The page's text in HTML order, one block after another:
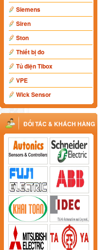
Siemens
Siren
Ston
Thiết bị đo
Tủ điện Tibox
VPE
Wick Sensor
ĐỐI TÁC & KHÁCH HÀNG